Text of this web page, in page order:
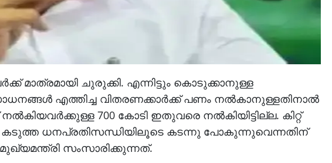
മാത്രമായി ചുരുക്കി. എന്നിട്ടും കൊടുക്കാനുള്ള
എത്തിച്ച വിതരണക്കാര്‍ക്ക് പണം നല്‍കാനുള്ളതിനാല്‍
700 കോടി ഇതുവരെ നല്‍കിയിട്ടില്ല. കിറ്റ്
ധനപ്രതിസന്ധിയിലൂടെ കടന്നു പോകുന്നുവെന്നതിന്
സംസാരിക്കുന്നത്.